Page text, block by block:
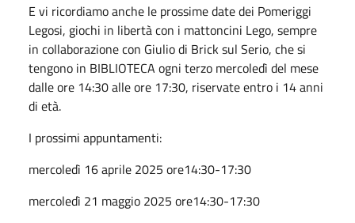
E vi ricordiamo anche le prossime date dei Pomeriggi
Legosi, giochi in libertà con i mattoncini Lego, sempre
in collaborazione con Giulio di Brick sul Serio, che si
tengono in BIBLIOTECA ogni terzo mercoledì del mese
dalle ore 14:30 alle ore 17:30, riservate entro i 14 anni
di età.
I prossimi appuntamenti:
mercoledì 16 aprile 2025 ore14:30-17:30
mercoledì 21 maggio 2025 ore14:30-17:30